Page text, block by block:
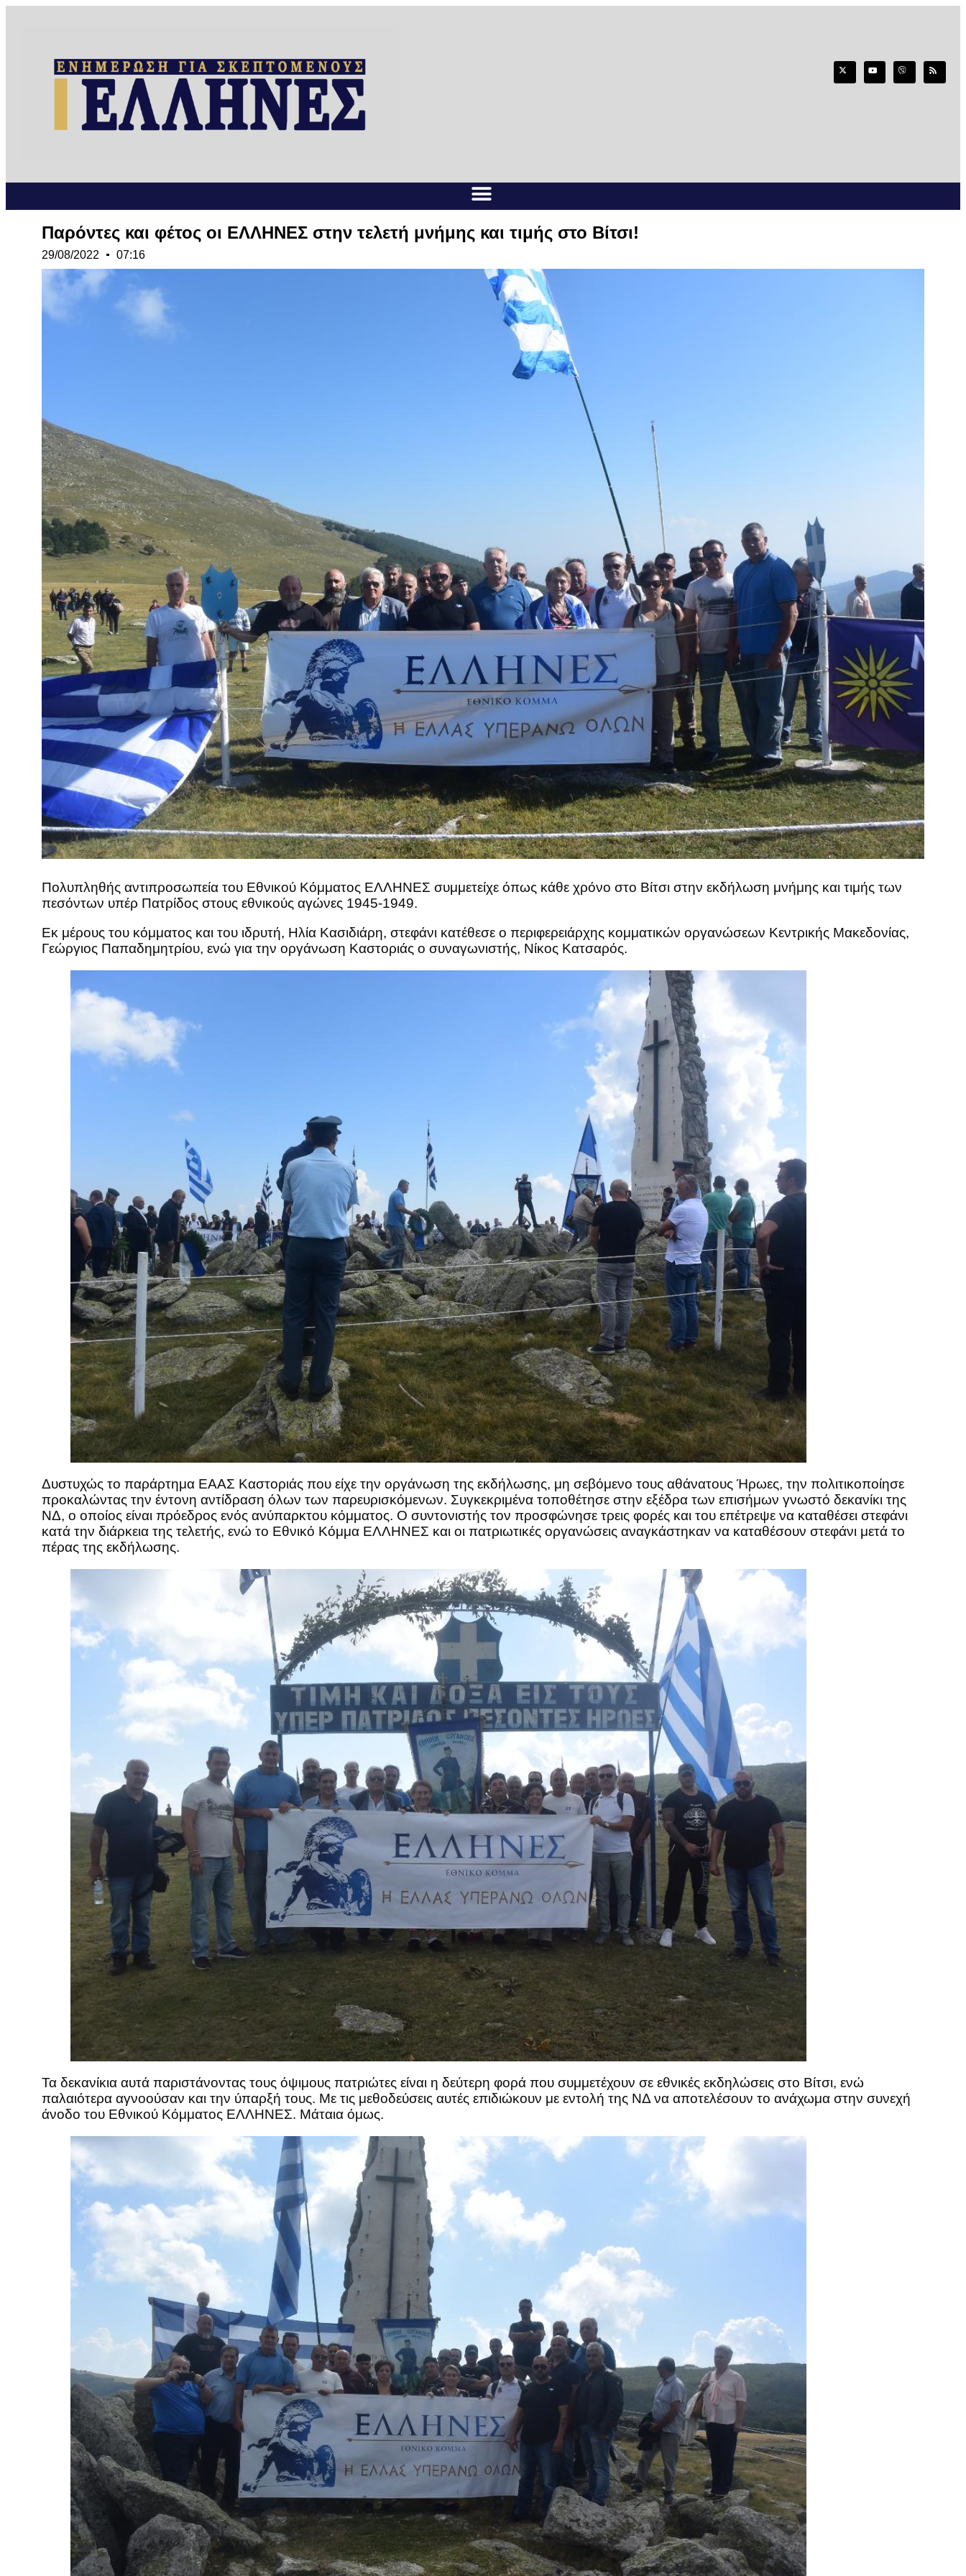
Παρόντες και φέτος οι ΕΛΛΗΝΕΣ στην τελετή μνήμης και τιμής στο Βίτσι!
29/08/2022 07:16
Πολυπληθής αντιπροσωπεία του Εθνικού Κόμματος ΕΛΛΗΝΕΣ συμμετείχε όπως κάθε χρόνο στο Βίτσι στην εκδήλωση μνήμης και τιμής των
πεσόντων υπέρ Πατρίδος στους εθνικούς αγώνες 1945-1949.
Εκ μέρους του κόμματος και του ιδρυτή, Ηλία Κασιδιάρη, στεφάνι κατέθεσε ο περιφερειάρχης κομματικών οργανώσεων Κεντρικής Μακεδονίας,
Γεώργιος Παπαδημητρίου, ενώ για την οργάνωση Καστοριάς ο συναγωνιστής, Νίκος Κατσαρός.
Δυστυχώς το παράρτημα ΕΑΑΣ Καστοριάς που είχε την οργάνωση της εκδήλωσης, μη σεβόμενο τους αθάνατους Ήρωες, την πολιτικοποίησε
προκαλώντας την έντονη αντίδραση όλων των παρευρισκόμενων. Συγκεκριμένα τοποθέτησε στην εξέδρα των επισήμων γνωστό δεκανίκι της
ΝΔ, ο οποίος είναι πρόεδρος ενός ανύπαρκτου κόμματος. Ο συντονιστής τον προσφώνησε τρεις φορές και του επέτρεψε να καταθέσει στεφάνι
κατά την διάρκεια της τελετής, ενώ το Εθνικό Κόμμα ΕΛΛΗΝΕΣ και οι πατριωτικές οργανώσεις αναγκάστηκαν να καταθέσουν στεφάνι μετά το
πέρας της εκδήλωσης.
Τα δεκανίκια αυτά παριστάνοντας τους όψιμους πατριώτες είναι η δεύτερη φορά που συμμετέχουν σε εθνικές εκδηλώσεις στο Βίτσι, ενώ
παλαιότερα αγνοούσαν και την ύπαρξή τους. Με τις μεθοδεύσεις αυτές επιδιώκουν με εντολή της ΝΔ να αποτελέσουν το ανάχωμα στην συνεχή
άνοδο του Εθνικού Κόμματος ΕΛΛΗΝΕΣ. Μάταια όμως.